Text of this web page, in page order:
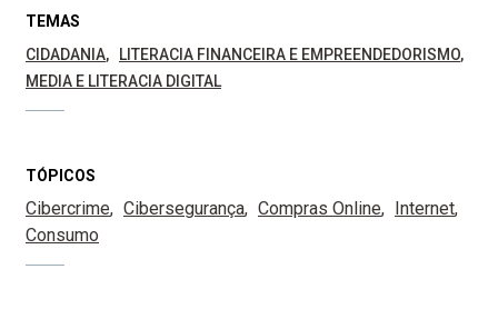
TEMAS
CIDADANIA
LITERACIA FINANCEIRA E EMPREENDEDORISMO
MEDIA E LITERACIA DIGITAL
TÓPICOS
Cibercrime Cibersegurança Compras Online
Internet
Consumo